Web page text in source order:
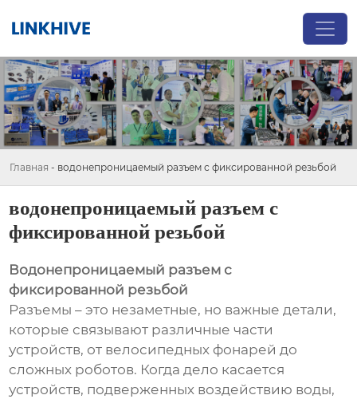
Главная - водонепроницаемый разъем с фиксированной резьбой
водонепроницаемый разъем с
фиксированной резьбой
Водонепроницаемый разъем с
фиксированной резьбой
Разъемы – это незаметные, но важные детали,
которые связывают различные части
устройств, от велосипедных фонарей до
сложных роботов. Когда дело касается
устройств, подверженных воздействию воды,